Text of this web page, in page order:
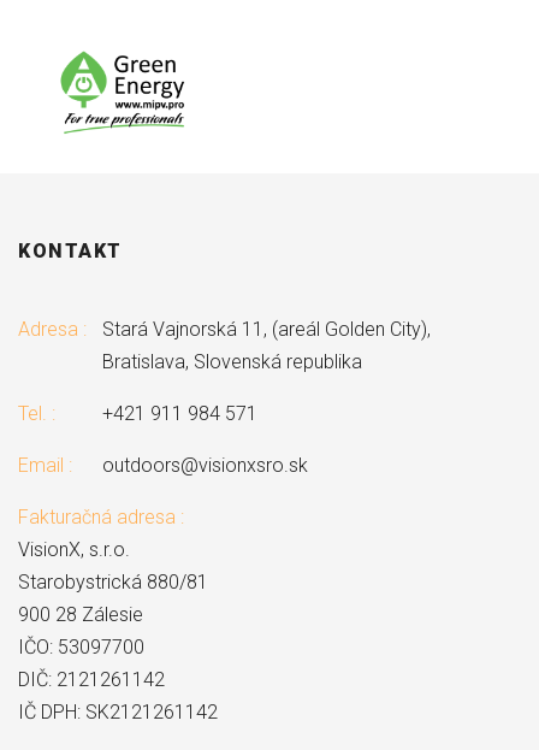
KONTAKT
Adresa :
Stará Vajnorská 11, (areál Golden City),
Bratislava, Slovenská republika
Tel. : +421 911 984 571
Email : outdoors@visionxsro.sk
Fakturačná adresa :
VisionX, s.r.o.
Starobystrická 880/81
900 28 Zálesie
IČO: 53097700
DIČ: 2121261142
IČ DPH: SK2121261142